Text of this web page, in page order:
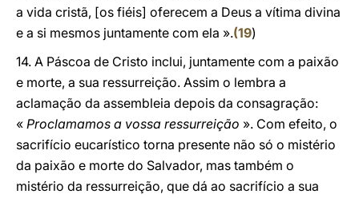
a vida cristã, [os fiéis] oferecem a Deus a vítima divina
e a si mesmos juntamente com ela ».(19)
14. A Páscoa de Cristo inclui, juntamente com a paixão
e morte, a sua ressurreição. Assim o lembra a
aclamação da assembleia depois da consagração:
« Proclamamos a vossa ressurreição ». Com efeito, o
sacrifício eucarístico torna presente não só o mistério
da paixão e morte do Salvador, mas também o
mistério da ressurreição, que dá ao sacrifício a sua